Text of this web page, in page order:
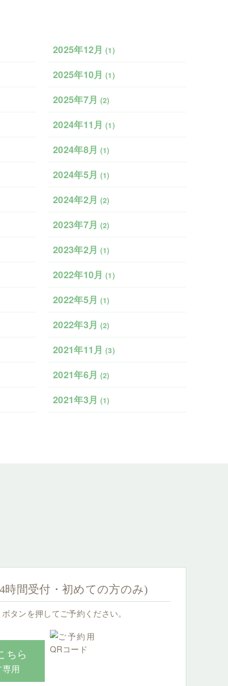
2025年12月 (1)
2025年10月 (1)
2025年7月 (2)
2024年11月 (1)
2024年8月 (1)
2024年5月 (1)
2024年2月 (2)
2023年7月 (2)
2023年2月 (1)
2022年10月 (1)
2022年5月 (1)
2022年3月 (2)
2021年11月 (3)
2021年6月 (2)
2021年3月 (1)
時間受付・初めての方のみ)
タンを押してご予約ください。
ちら
用